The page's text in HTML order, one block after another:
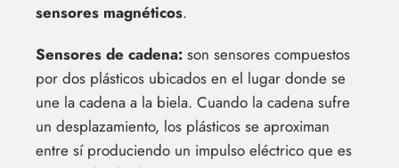
sensores magnéticos.
Sensores de cadena: son sensores compuestos
por dos plásticos ubicados en el lugar donde se
une la cadena a la biela. Cuando la cadena sufre
un desplazamiento, los plásticos se aproximan
entre sí produciendo un impulso eléctrico que es